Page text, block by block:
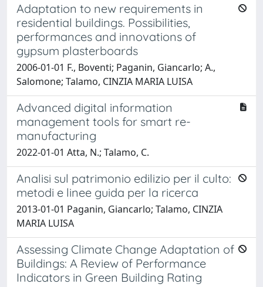
Adaptation to new requirements in
residential buildings. Possibilities,
performances and innovations of
gypsum plasterboards
2006-01-01 F., Boventi; Paganin, Giancarlo; A.,
Salomone; Talamo, CINZIA MARIA LUISA
Advanced digital information
management tools for smart re-
manufacturing
2022-01-01 Atta, N.; Talamo, C.
Analisi sul patrimonio edilizio per il culto:
metodi e linee guida per la ricerca
2013-01-01 Paganin, Giancarlo; Talamo, CINZIA
MARIA LUISA
Assessing Climate Change Adaptation of
Buildings: A Review of Performance
Indicators in Green Building Rating